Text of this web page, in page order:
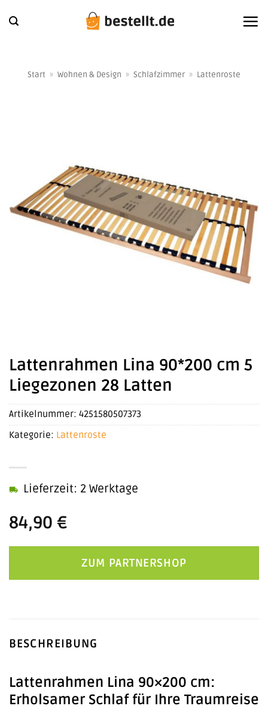
Inhalt
Start » Wohnen & Design » Schlafzimmer » Lattenroste
Lattenrahmen Lina 90*200 cm 5
Liegezonen 28 Latten
84,90 €
Lieferzeit: 2 Werktage
ZUM PARTNERSHOP
Artikelnummer: 4251580507373
Kategorie: Lattenroste
BESCHREIBUNG
Lattenrahmen Lina 90×200 cm:
Erholsamer Schlaf für Ihre Traumreise